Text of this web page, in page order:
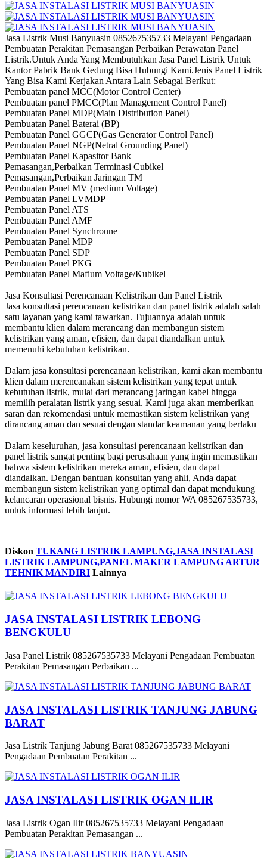
Jasa Listrik Musi Banyuasin 085267535733 Melayani Pengadaan
Pembuatan Perakitan Pemasangan Perbaikan Perawatan Panel
Listrik.Untuk Anda Yang Membutuhkan Jasa Panel Listrik Untuk
Kantor Pabrik Bank Gedung Bisa Hubungi Kami.Jenis Panel Listrik
Yang Bisa Kami Kerjakan Antara Lain Sebagai Berikut:
Pembuatan panel MCC(Motor Control Center)
Pembuatan panel PMCC(Plan Management Control Panel)
Pembuatan Panel MDP(Main Distribution Panel)
Pembuatan Panel Baterai (BP)
Pembuatan Panel GGCP(Gas Generator Control Panel)
Pembuatan Panel NGP(Netral Grounding Panel)
Pembuatan Panel Kapasitor Bank
Pemasangan,Perbaikan Terminasi Cubikel
Pemasangan,Perbaikan Jaringan TM
Pembuatan Panel MV (medium Voltage)
Pembuatan Panel LVMDP
Pembuatan Panel ATS
Pembuatan Panel AMF
Pembuatan Panel Synchroune
Pembuatan Panel MDP
Pembuatan Panel SDP
Pembuatan Panel PKG
Pembuatan Panel Mafium Voltage/Kubikel
Jasa Konsultasi Perencanaan Kelistrikan dan Panel Listrik
Jasa konsultasi perencanaan kelistrikan dan panel listrik adalah salah
satu layanan yang kami tawarkan. Tujuannya adalah untuk
membantu klien dalam merancang dan membangun sistem
kelistrikan yang aman, efisien, dan dapat diandalkan untuk
memenuhi kebutuhan kelistrikan.
Dalam jasa konsultasi perencanaan kelistrikan, kami akan membantu
klien dalam merencanakan sistem kelistrikan yang tepat untuk
kebutuhan listrik, mulai dari merancang jaringan kabel hingga
memilih peralatan listrik yang sesuai. Kami juga akan memberikan
saran dan rekomendasi untuk memastikan sistem kelistrikan yang
dirancang aman dan sesuai dengan standar keamanan yang berlaku
Dalam keseluruhan, jasa konsultasi perencanaan kelistrikan dan
panel listrik sangat penting bagi perusahaan yang ingin memastikan
bahwa sistem kelistrikan mereka aman, efisien, dan dapat
diandalkan. Dengan bantuan konsultan yang ahli, Anda dapat
membangun sistem kelistrikan yang optimal dan dapat mendukung
kelancaran operasional bisnis. Hubungi nomor WA 085267535733,
untuk informasi lebih lanjut.
Diskon TUKANG LISTRIK LAMPUNG,JASA INSTALASI
LISTRIK LAMPUNG,PANEL MAKER LAMPUNG ARTUR
TEHNIK MANDIRI Lainnya
JASA INSTALASI LISTRIK LEBONG
BENGKULU
Jasa Panel Listrik 085267535733 Melayani Pengadaan Pembuatan
Perakitan Pemasangan Perbaikan ...
JASA INSTALASI LISTRIK TANJUNG JABUNG
BARAT
Jasa Listrik Tanjung Jabung Barat 085267535733 Melayani
Pengadaan Pembuatan Perakitan ...
JASA INSTALASI LISTRIK OGAN ILIR
Jasa Listrik Ogan Ilir 085267535733 Melayani Pengadaan
Pembuatan Perakitan Pemasangan ...